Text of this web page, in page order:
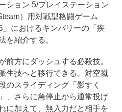
ション 5/プレイステーション
）用対戦型格闘ゲーム
」におけるキンバリーの「疾
を紹介する。
方にダッシュする必殺技。
生技へと移行できる。対空蹴
のスライディング「影すく
、さらに急停止から通常投げ
に加えて、無入力だと相手を